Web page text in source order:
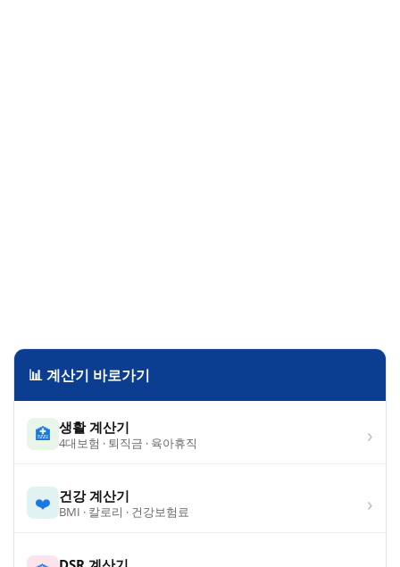
📊 계산기 바로가기
🏥 생활 계산기
4대보험 · 퇴직금 · 육아휴직 ›
❤️ 건강 계산기
BMI · 칼로리 · 건강보험료 ›